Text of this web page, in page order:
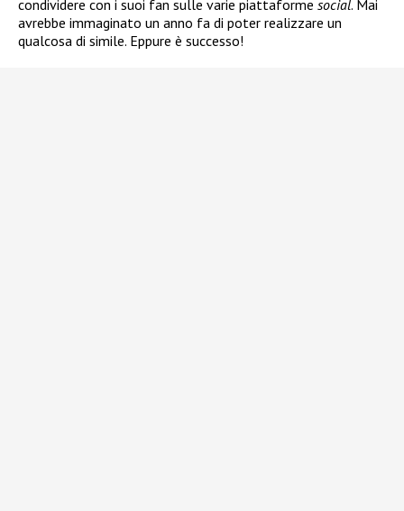
condividere con i suoi fan sulle varie piattaforme social. Mai
avrebbe immaginato un anno fa di poter realizzare un
qualcosa di simile. Eppure è successo!